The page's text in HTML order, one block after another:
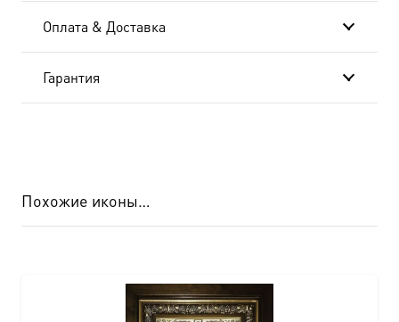
Оплата & Доставка
Гарантия
Похожие иконы…